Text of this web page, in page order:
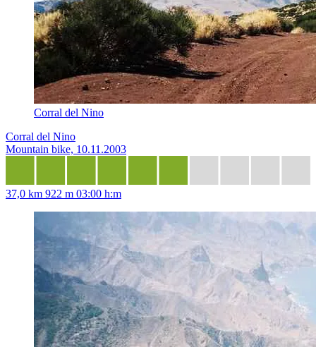
Corral del Nino
Corral del Nino
Mountain bike, 10.11.2003
37,0 km 922 m 03:00 h:m